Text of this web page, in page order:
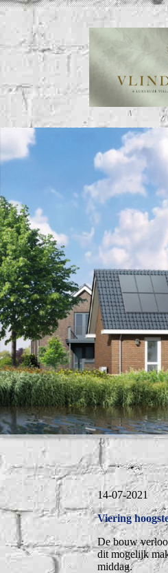
14-07-2021
Viering
De bouw
dit mogelijk
middag.